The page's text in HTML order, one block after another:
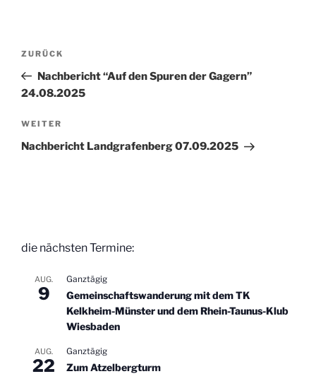
Beitragsnavigation
Vorheriger
Beitrag
ZURÜCK
Nachbericht “Auf den Spuren der Gagern”
24.08.2025
Nächster
Beitrag
WEITER
Nachbericht Landgrafenberg 07.09.2025
die nächsten Termine:
AUG.
9
Ganztägig
Gemeinschaftswanderung mit dem TK
Kelkheim-Münster und dem Rhein-Taunus-Klub
Wiesbaden
AUG.
22
Ganztägig
Zum Atzelbergturm